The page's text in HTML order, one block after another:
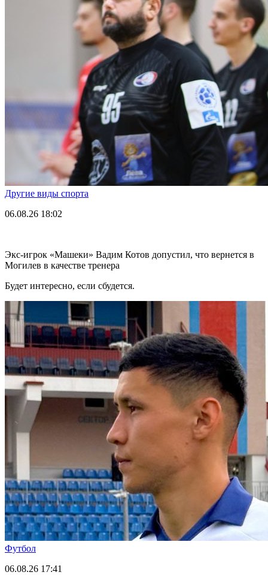
Другие виды спорта
06.08.26 18:02
Экс-игрок «Машеки» Вадим Котов допустил, что вернется в
Могилев в качестве тренера
Будет интересно, если сбудется.
Футбол
06.08.26 17:41